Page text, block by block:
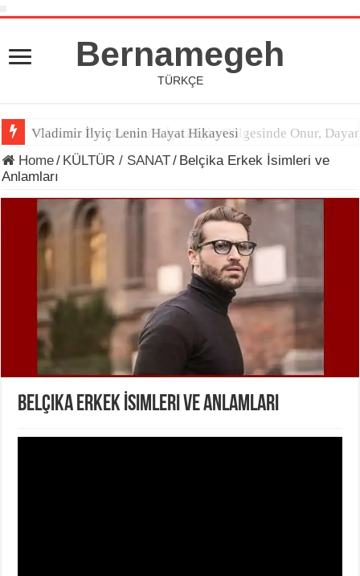
Bernamegeh
TÜRKÇE
Vladimir İlyiç Lenin Hayat Hikayesi
“Güneşli Pazartesiler”: İşsizliğin Gölgesinde Onur,
Home/ KÜLTÜR / SANAT/ Belçika Erkek İsimleri ve
Anlamları
Belçika Erkek İsimleri ve Anlamları